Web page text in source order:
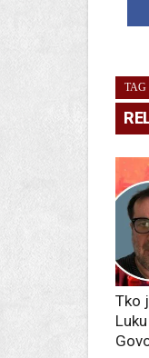
TAG
Tko